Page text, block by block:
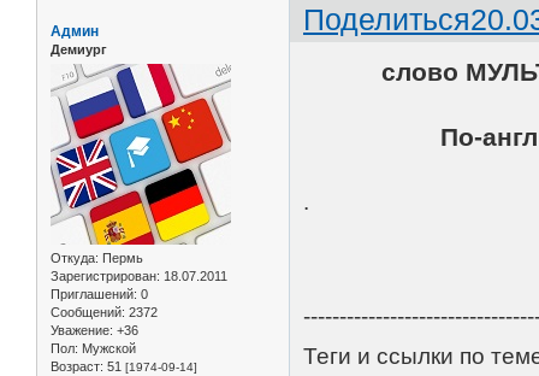
Поделиться
Админ
Демиург
Откуда: Пермь
Зарегистрирован: 18.07.2011
Приглашений: 0
Сообщений: 2372
Уважение: +36
Пол: Мужской
Возраст: 51 [1974-09-14]
слово
По-
.
Теги и ссылки по